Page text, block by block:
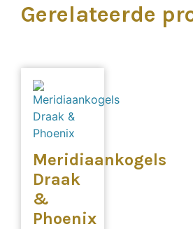
Gerelateerde
Meridiaankogels
Draak
&
Phoenix